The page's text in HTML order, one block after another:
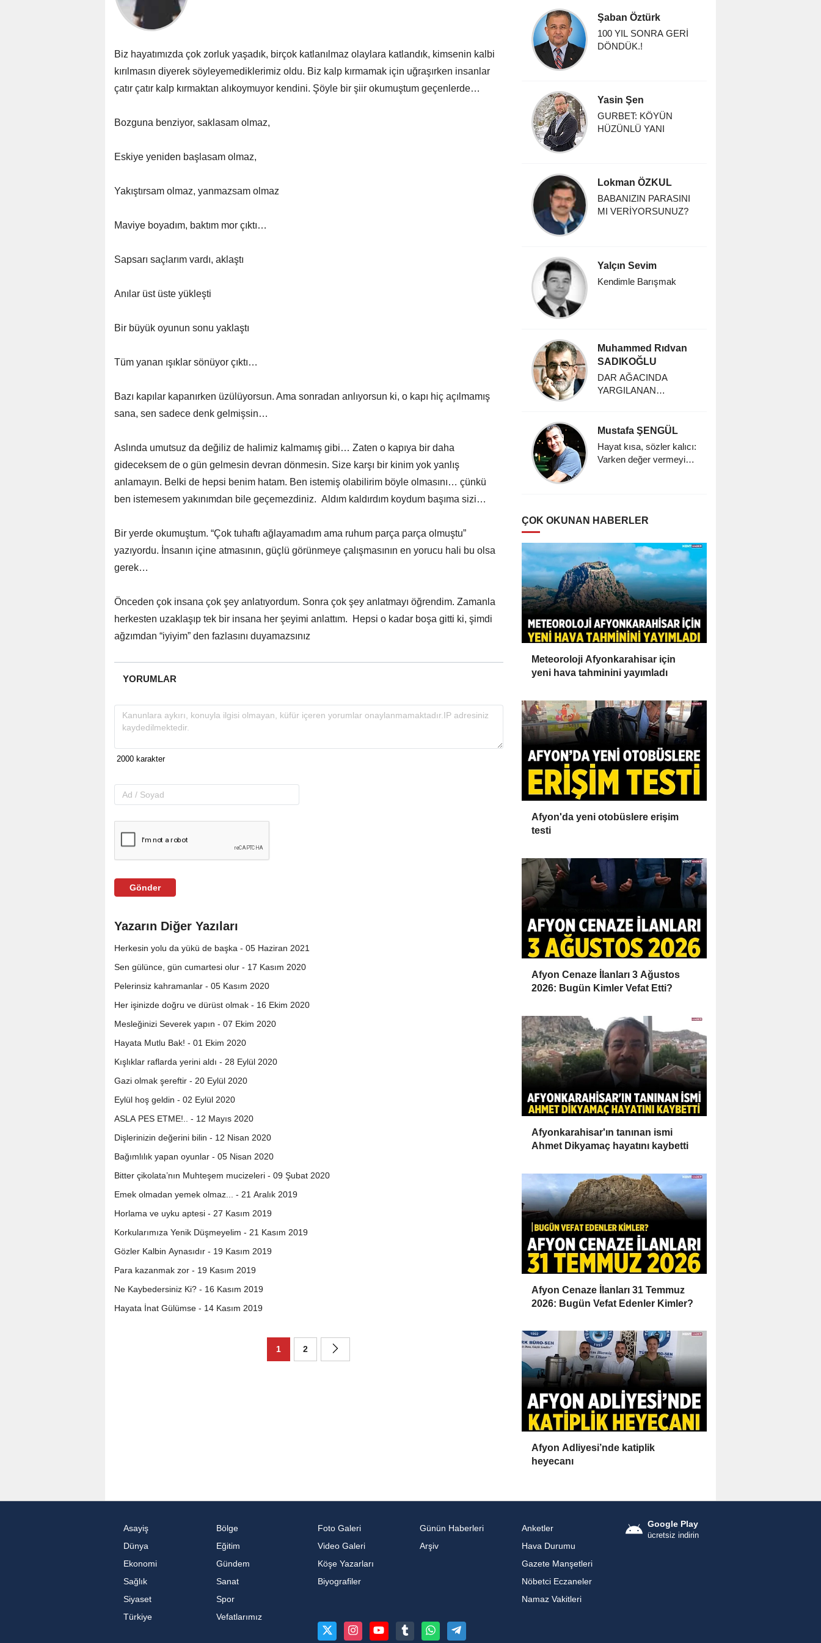
Biz hayatımızda çok zorluk yaşadık, birçok katlanılmaz olaylara katlandık, kimsenin kalbi
kırılmasın diyerek söyleyemediklerimiz oldu. Biz kalp kırmamak için uğraşırken insanlar
çatır çatır kalp kırmaktan alıkoymuyor kendini. Şöyle bir şiir okumuştum geçenlerde…
Bozguna benziyor, saklasam olmaz,
Eskiye yeniden başlasam olmaz,
Yakıştırsam olmaz, yanmazsam olmaz
Maviye boyadım, baktım mor çıktı…
Sapsarı saçlarım vardı, aklaştı
Anılar üst üste yükleşti
Bir büyük oyunun sonu yaklaştı
Tüm yanan ışıklar sönüyor çıktı…
Bazı kapılar kapanırken üzülüyorsun. Ama sonradan anlıyorsun ki, o kapı hiç açılmamış
sana, sen sadece denk gelmişsin…
Aslında umutsuz da değiliz de halimiz kalmamış gibi… Zaten o kapıya bir daha
gideceksem de o gün gelmesin devran dönmesin. Size karşı bir kinim yok yanlış
anlamayın. Belki de hepsi benim hatam. Ben istemiş olabilirim böyle olmasını… çünkü
ben istemesem yakınımdan bile geçemezdiniz. Aldım kaldırdım koydum başıma sizi…
Bir yerde okumuştum. “Çok tuhaftı ağlayamadım ama ruhum parça parça olmuştu”
yazıyordu. İnsanın içine atmasının, güçlü görünmeye çalışmasının en yorucu hali bu olsa
gerek…
Önceden çok insana çok şey anlatıyordum. Sonra çok şey anlatmayı öğrendim. Zamanla
herkesten uzaklaşıp tek bir insana her şeyimi anlattım. Hepsi o kadar boşa gitti ki, şimdi
ağzımdan “iyiyim” den fazlasını duyamazsınız
YORUMLAR
Gönder
Yazarın Diğer Yazıları
Herkesin yolu da yükü de başka - 05 Haziran 2021
Sen gülünce, gün cumartesi olur - 17 Kasım 2020
Pelerinsiz kahramanlar - 05 Kasım 2020
Her işinizde doğru ve dürüst olmak - 16 Ekim 2020
Mesleğinizi Severek yapın - 07 Ekim 2020
Hayata Mutlu Bak! - 01 Ekim 2020
Kışlıklar raflarda yerini aldı - 28 Eylül 2020
Gazi olmak şereftir - 20 Eylül 2020
Eylül hoş geldin - 02 Eylül 2020
ASLA PES ETME!.. - 12 Mayıs 2020
Dişlerinizin değerini bilin - 12 Nisan 2020
Bağımlılık yapan oyunlar - 05 Nisan 2020
Bitter çikolata’nın Muhteşem mucizeleri - 09 Şubat 2020
Emek olmadan yemek olmaz... - 21 Aralık 2019
Horlama ve uyku aptesi - 27 Kasım 2019
Korkularımıza Yenik Düşmeyelim - 21 Kasım 2019
Gözler Kalbin Aynasıdır - 19 Kasım 2019
Para kazanmak zor - 19 Kasım 2019
Ne Kaybedersiniz Ki? - 16 Kasım 2019
Hayata İnat Gülümse - 14 Kasım 2019
1 2
Şaban Öztürk
100 YIL SONRA GERİ
DÖNDÜK.!
Yasin Şen
GURBET: KÖYÜN
HÜZÜNLÜ YANI
Lokman ÖZKUL
BABANIZIN PARASINI
MI VERİYORSUNUZ?
Yalçın Sevim
Kendimle Barışmak
Muhammed Rıdvan
SADIKOĞLU
DAR AĞACINDA
YARGILANAN
Mustafa ŞENGÜL
Hayat kısa, sözler kalıcı:
Varken değer vermeyi
ÇOK OKUNAN HABERLER
Meteoroloji Afyonkarahisar için
yeni hava tahminini yayımladı
Afyon'da yeni otobüslere erişim
testi
Afyon Cenaze İlanları 3 Ağustos
2026: Bugün Kimler Vefat Etti?
Afyonkarahisar'ın tanınan ismi
Ahmet Dikyamaç hayatını kaybetti
Afyon Cenaze İlanları 31 Temmuz
2026: Bugün Vefat Edenler Kimler?
Afyon Adliyesi’nde katiplik
heyecanı
Asayiş
Bölge
Dünya
Eğitim
Ekonomi
Gündem
Sağlık
Sanat
Siyaset
Spor
Türkiye
Vefatlarımız
Foto Galeri
Video Galeri
Köşe Yazarları
Biyografiler
Günün Haberleri
Arşiv
Anketler
Hava Durumu
Gazete Manşetleri
Nöbetci Eczaneler
Namaz Vakitleri
Google Play
ücretsiz indirin